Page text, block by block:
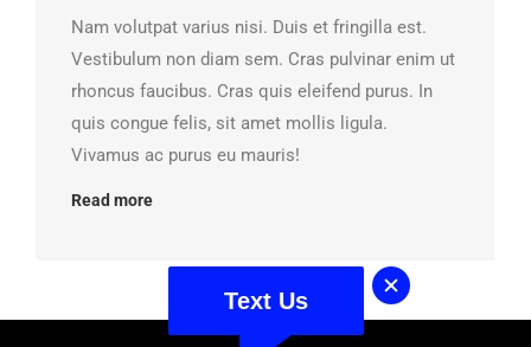
Nam volutpat varius nisi. Duis et fringilla est.
Vestibulum non diam sem. Cras pulvinar enim ut
rhoncus faucibus. Cras quis eleifend purus. In
quis congue felis, sit amet mollis ligula.
Vivamus ac purus eu mauris!
Read more
Text Us